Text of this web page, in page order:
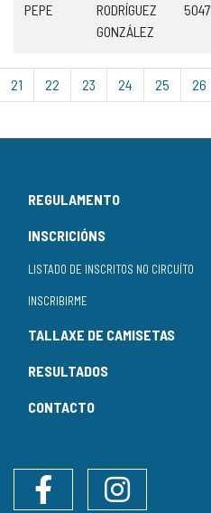
PEPE
RODRÍGUEZ
GONZÁLEZ
5047
21 22 23 24 25 26
REGULAMENTO
INSCRICIÓNS
LISTADO DE INSCRITOS NO CIRCUÍTO
INSCRIBIRME
TALLAXE DE CAMISETAS
RESULTADOS
CONTACTO
Instagram